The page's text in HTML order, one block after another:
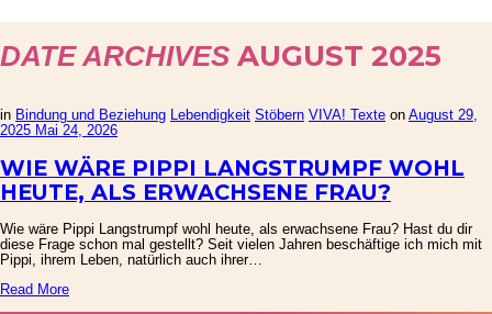
DATE ARCHIVES AUGUST 2025
in Bindung und Beziehung Lebendigkeit Stöbern VIVA! Texte on August 29,
2025 Mai 24, 2026
WIE WÄRE PIPPI LANGSTRUMPF WOHL
HEUTE, ALS ERWACHSENE FRAU?
Wie wäre Pippi Langstrumpf wohl heute, als erwachsene Frau? Hast du dir
diese Frage schon mal gestellt? Seit vielen Jahren beschäftige ich mich mit
Pippi, ihrem Leben, natürlich auch ihrer…
Read More